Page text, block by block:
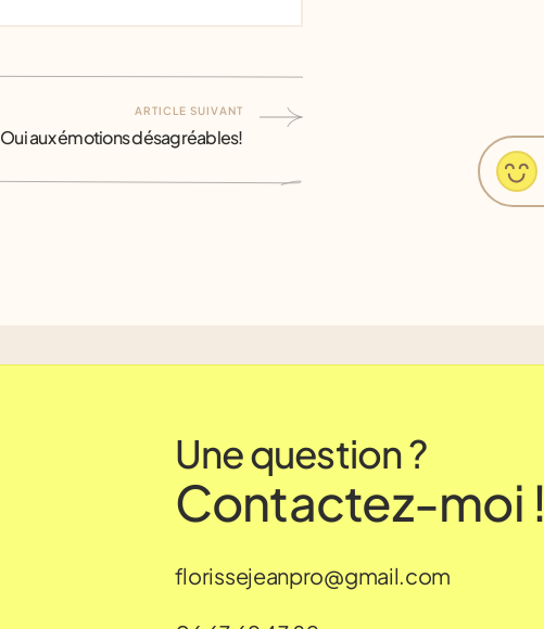
ARTICLE SUIVANT
Oui aux émotions désagréables!
Une question ?
Contactez-moi !
florissejeanpro@gmail.com